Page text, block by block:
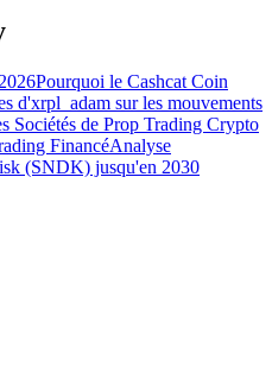
Pourquoi le Cashcat Coin
d'xrpl_adam sur les mouvements
Sociétés de Prop Trading Crypto
FinancéAnalyse
(SNDK) jusqu'en 2030